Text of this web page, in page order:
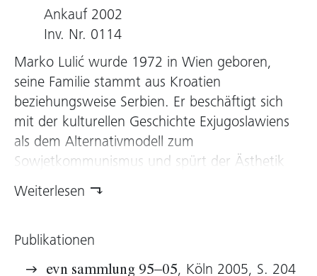
Ankauf 2002
Inv. Nr. 0114
Marko Lulić wurde 1972 in Wien geboren,
seine Familie stammt aus Kroatien
beziehungsweise Serbien. Er beschäftigt sich
mit der kulturellen Geschichte Exjugoslawiens
als dem Alternativmodell zum
Sowjetkommunismus und spürt der Ästhetik
des Modernismus nach, die im Alltagsbild
geprägten Wien. Sein Tableau für die
gehört zur Werkgruppe
Weiterlesen
Publikationen
evn sammlung 95–05, Köln 2005, S. 204